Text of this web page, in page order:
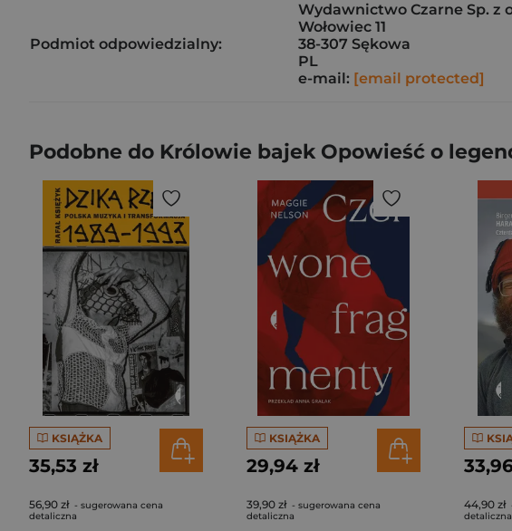
Podmiot odpowiedzialny:
Wydawnictwo Czarne Sp. z
Wołowiec 11
38-307 Sękowa
PL
e-mail: [email protected]
Podobne do Królowie bajek Opowieść o
KSIĄŻKA
35,53 zł
56,90 zł - sugerowana cena
detaliczna
KSIĄŻKA
29,94 zł
39,90 zł - sugerowana cena
detaliczna
44,90 zł
detaliczna